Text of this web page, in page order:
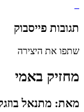
תגובות פייסבוק
שתפו את היצירה
מחזיק באמי
מאת: מתנאל